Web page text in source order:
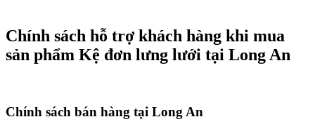
Chính sách hỗ trợ khách hàng khi mua
sản phẩm Kệ đơn lưng lưới tại Long An
Chính sách bán hàng tại Long An